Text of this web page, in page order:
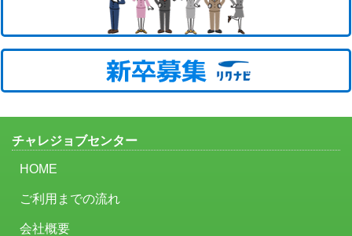
チャレジョブセンター
HOME
ご利用までの流れ
会社概要